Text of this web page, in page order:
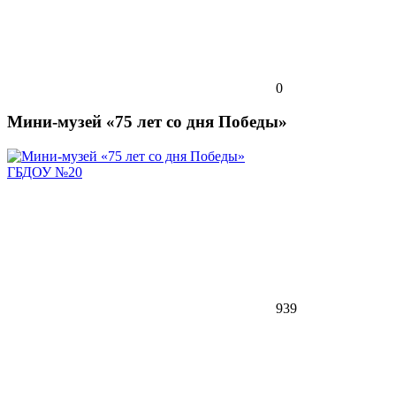
0
Мини-музей «75 лет со дня Победы»
ГБДОУ №20
939